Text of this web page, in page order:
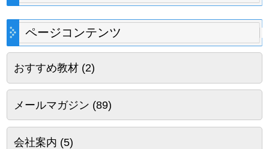
ページコンテンツ
おすすめ教材(2)
メールマガジン (89)
会社案内 (5)